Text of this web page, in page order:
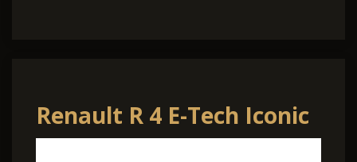
Renault R 4 E-Tech Iconic
150 Comfort Range